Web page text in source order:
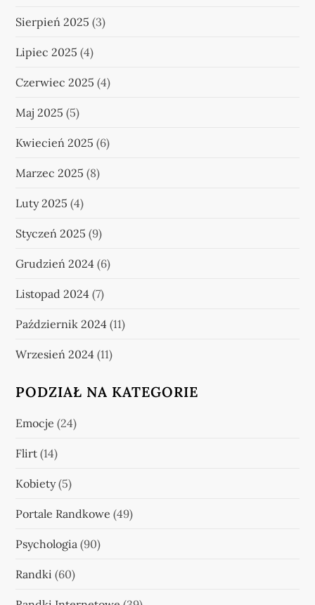
Sierpień 2025 (3)
Lipiec 2025 (4)
Czerwiec 2025 (4)
Maj 2025 (5)
Kwiecień 2025 (6)
Marzec 2025 (8)
Luty 2025 (4)
Styczeń 2025 (9)
Grudzień 2024 (6)
Listopad 2024 (7)
Październik 2024 (11)
Wrzesień 2024 (11)
PODZIAŁ NA KATEGORIE
Emocje (24)
Flirt (14)
Kobiety(5)
Portale Randkowe (49)
Psychologia (90)
Randki (60)